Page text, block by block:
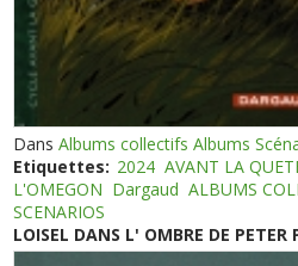
DansAlbums collectifs Albums
Etiquettes: 2024 AVANT LA
L'OMEGON Dargaud ALBUMS
SCENARIOS
LOISEL DANS L' OMBRE DE PETER